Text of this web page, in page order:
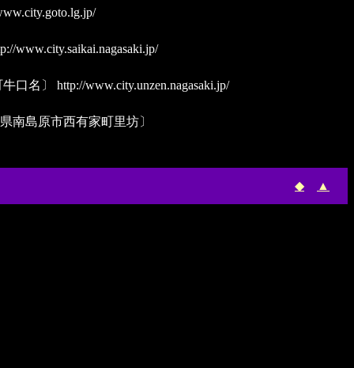
www.city.saikai.nagasaki.jp/
口名〕 http://www.city.unzen.nagasaki.jp/
南島原市西有家町里坊〕
◆ ▲